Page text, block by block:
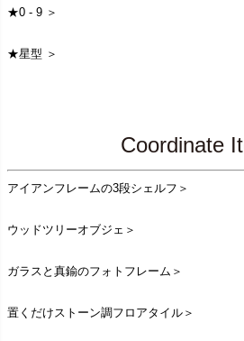
★0 - 9 ＞
★星型 ＞
Coordinate
アイアンフレームの3段シェルフ＞
ウッドツリーオブジェ＞
ガラスと真鍮のフォトフレーム＞
置くだけストーン調フロアタイル＞